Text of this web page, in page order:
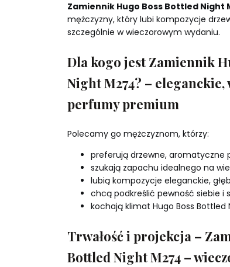
Zamiennik Hugo Boss Bottled Night
mężczyzny, który lubi kompozycje
szczególnie w wieczorowym wydaniu.
Dla kogo jest Zamiennik
Night M274? – eleganckie,
perfumy premium
Polecamy go mężczyznom, którzy:
preferują drzewne, aromatyczne
szukają zapachu idealnego na
lubią kompozycje eleganckie,
chcą podkreślić pewność siebie i
kochają klimat Hugo Boss Bottled
Trwałość i projekcja –
Bottled Night M274 –